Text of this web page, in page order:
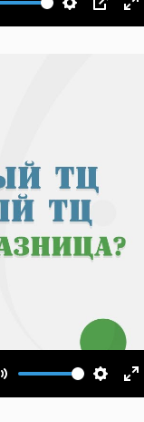
звук PIP
Выключить звук